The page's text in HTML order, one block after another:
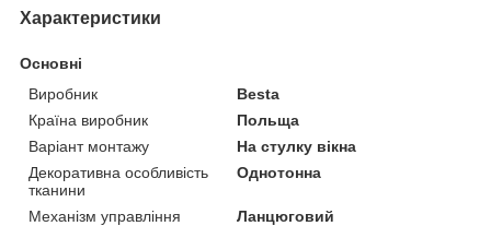
Характеристики
Основні
Виробник
Besta
Країна виробник
Польща
Варіант монтажу
На стулку вікна
Декоративна особливість
тканини
Однотонна
Механізм управління
Ланцюговий